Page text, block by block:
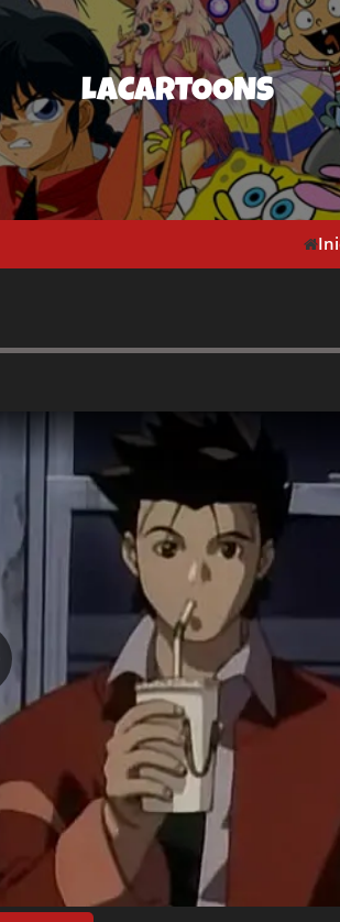
LACARTOONS